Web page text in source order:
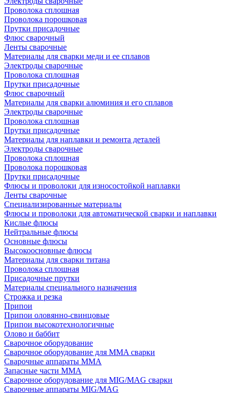
Проволока сплошная
Проволока порошковая
Прутки присадочные
Флюс сварочный
Ленты сварочные
Материалы для сварки меди и ее сплавов
Электроды сварочные
Проволока сплошная
Прутки присадочные
Флюс сварочный
Материалы для сварки алюминия и его сплавов
Электроды сварочные
Проволока сплошная
Прутки присадочные
Материалы для наплавки и ремонта деталей
Электроды сварочные
Проволока сплошная
Проволока порошковая
Прутки присадочные
Флюсы и проволоки для износостойкой наплавки
Ленты сварочные
Специализированные материалы
Флюсы и проволоки для автоматической сварки и наплавки
Кислые флюсы
Нейтральные флюсы
Основные флюсы
Высокоосновные флюсы
Материалы для сварки титана
Проволока сплошная
Присадочные прутки
Материалы специального назначения
Строжка и резка
Припои
Припои оловянно-свинцовые
Припои высокотехнологичные
Олово и баббит
Сварочное оборудование
Сварочное оборудование для MMA сварки
Сварочные аппараты MMA
Запасные части MMA
Сварочное оборудование для MIG/MAG сварки
Сварочные аппараты MIG/MAG